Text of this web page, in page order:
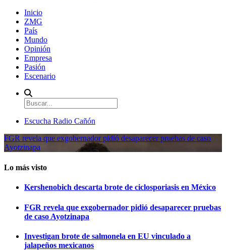
Inicio
ZMG
País
Mundo
Opinión
Empresa
Pasión
Escenario
Escucha Radio Cañón
FGR revela que exgobernador pidió desaparecer pruebas de caso
Ayotzinapa
Lo más visto
Kershenobich descarta brote de ciclosporiasis en México
FGR revela que exgobernador pidió desaparecer pruebas
de caso Ayotzinapa
Investigan brote de salmonela en EU vinculado a
jalapeños mexicanos